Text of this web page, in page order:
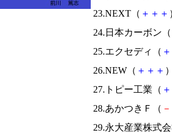
23.NEXT（ ＋ ＋ ＋
24.日本カーボン（
25.エクセディ（ ＋
26.NEW（ ＋ ＋ ＋
27.トピー工業（ ＋
28.あかつきＦ（ －
29.永大産業株式